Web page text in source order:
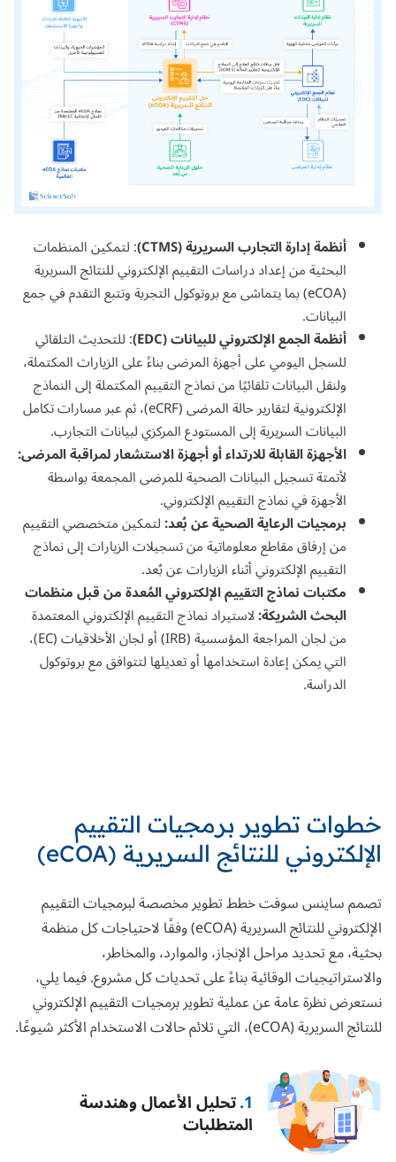
أنظمة إدارة التجارب السريرية (CTMS)
: لتمكين المنظمات
البحثية من إعداد دراسات التقييم الإلكتروني للنتائج السريرية
(eCOA) بما يتماشى مع بروتوكول التجربة وتتبع التقدم في جمع
البيانات.
أنظمة الجمع الإلكتروني للبيانات (EDC)
: للتحديث التلقائي
للسجل اليومي على أجهزة المرضى بناءً على الزيارات المكتملة،
ولنقل البيانات تلقائيًا من نماذج التقييم المكتملة إلى النماذج
الإلكترونية لتقارير حالة المرضى (eCRF)، ثم عبر مسارات تكامل
البيانات السريرية إلى المستودع المركزي لبيانات التجارب.
الأجهزة القابلة للارتداء أو أجهزة الاستشعار لمراقبة المرضى:
لأتمتة تسجيل البيانات الصحية للمرضى المجمعة بواسطة
الأجهزة في نماذج التقييم الإلكتروني.
برمجيات الرعاية الصحية عن بُعد:لتمكين متخصصي التقييم
من إرفاق مقاطع معلوماتية من تسجيلات الزيارات إلى نماذج
التقييم الإلكتروني أثناء الزيارات عن بُعد.
مكتبات نماذج التقييم الإلكتروني المُعدة من قبل منظمات
البحث الشريكة:لاستيراد نماذج التقييم الإلكتروني المعتمدة
من لجان المراجعة المؤسسية (IRB) أو لجان الأخلاقيات (EC)،
التي يمكن إعادة استخدامها أو تعديلها لتتوافق مع بروتوكول
الدراسة.
خطوات تطوير برمجيات التقييم
الإلكتروني للنتائج السريرية (eCOA
)
تصمم ساينس سوفت خطط تطوير مخصصة لبرمجيات التقييم
الإلكتروني للنتائج السريرية (eCOA) وفقًا لاحتياجات كل منظمة
بحثية، مع تحديد مراحل الإنجاز، والموارد، والمخاطر،
والاستراتيجيات الوقائية بناءً على تحديات كل مشروع. فيما يلي،
نستعرض نظرة عامة عن عملية تطوير برمجيات التقييم الإلكتروني
للنتائج السريرية (eCOA)، التي تلائم حالات الاستخدام الأكثر شيوعًا.
1. تحليل الأعمال وهندسة
المتطلبات